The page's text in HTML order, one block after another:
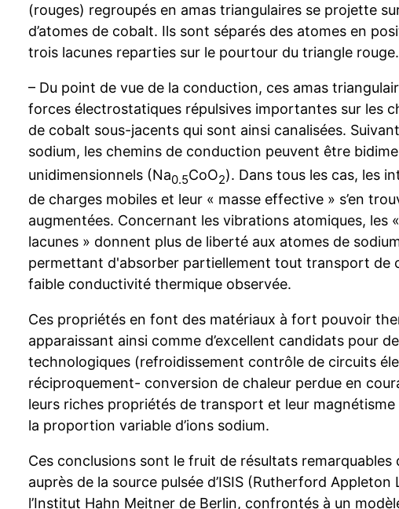
(rouges) regroupés en amas triangulaires se projette
d’atomes de cobalt. Ils sont séparés des atomes en
trois lacunes reparties sur le pourtour du triangle rouge.
– Du point de vue de la conduction, ces amas
forces électrostatiques répulsives importantes sur les
de cobalt sous-jacents qui sont ainsi canalisées.
sodium, les chemins de conduction peuvent être
unidimensionnels (Na0.5CoO2). Dans tous les cas, les
de charges mobiles et leur « masse effective » s’en
augmentées. Concernant les vibrations atomiques, les
lacunes » donnent plus de liberté aux atomes de
permettant d'absorber partiellement tout transport de
faible conductivité thermique observée.
Ces propriétés en font des matériaux à fort pouvoir
apparaissant ainsi comme d’excellent candidats pour
technologiques (refroidissement contrôle de circuits
réciproquement- conversion de chaleur perdue en
leurs riches propriétés de transport et leur
la proportion variable d’ions sodium.
Ces conclusions sont le fruit de résultats
auprès de la source pulsée d’ISIS (Rutherford
l’Institut Hahn Meitner de Berlin, confrontés à un